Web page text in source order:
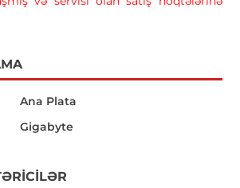
Ana Plata
Gigabyte